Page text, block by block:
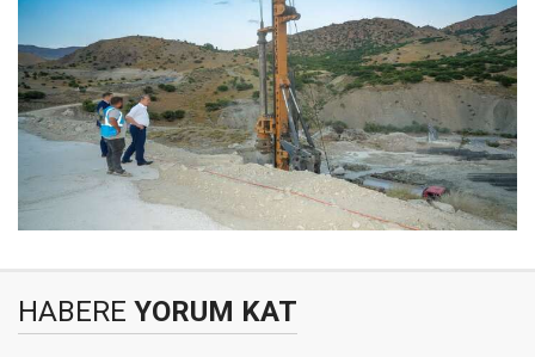
HABERE YORUM KAT